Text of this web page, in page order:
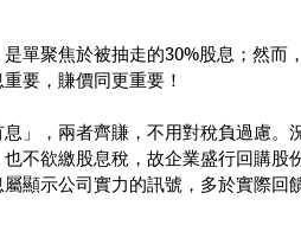
單聚焦於被抽走的30%股息；然而
要，賺價同更重要！
」，兩者齊賺，不用對稅負過慮。
不欲繳股息稅，故企業盛行回購股
顯示公司實力的訊號，多於實際回